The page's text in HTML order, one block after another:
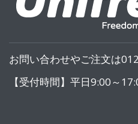
お問い合わせやご注文は
【受付時間】平日9:00～